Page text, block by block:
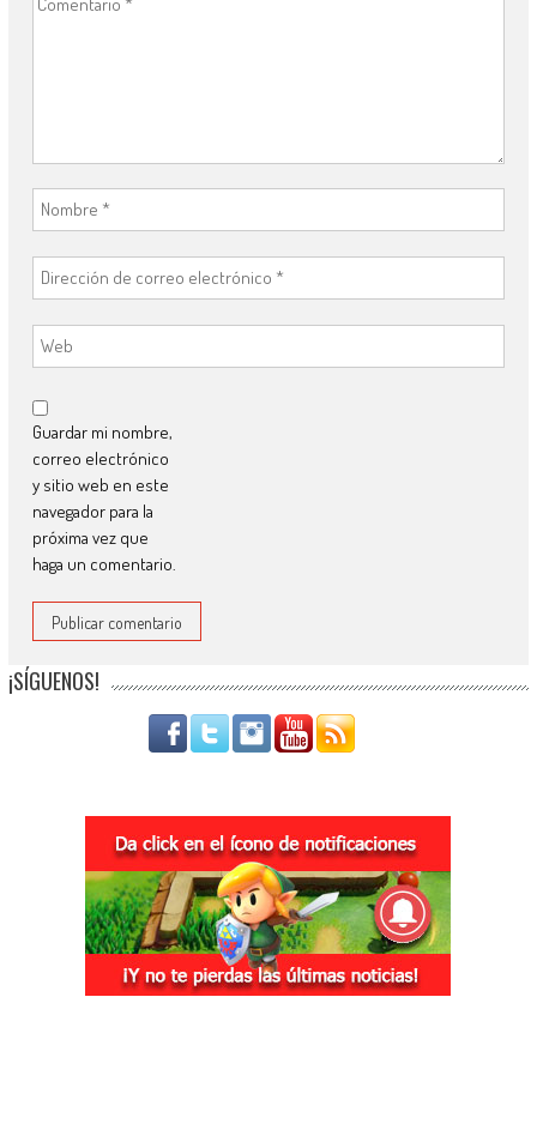
Guardar mi nombre,
correo electrónico
y sitio web en este
navegador para la
próxima vez que
haga un comentario.
¡SÍGUENOS!